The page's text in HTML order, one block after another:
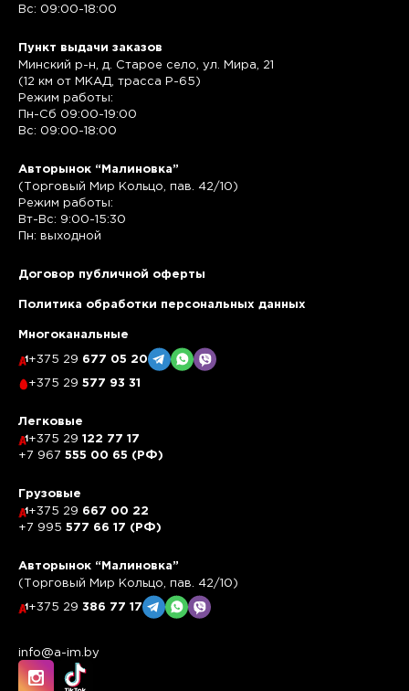
Вс: 09:00-18:00
Пункт выдачи заказов
Минский р-н, д. Старое село, ул. Мира, 21
(12 км от МКАД, трасса P-65)
Режим работы:
Пн-Сб 09:00-19:00
Вс: 09:00-18:00
Авторынок “Малиновка”
(Торговый Мир Кольцо, пав. 42/10)
Режим работы:
Вт-Вс: 9:00-15:30
Пн: выходной
Договор публичной оферты
Политика обработки персональных данных
Многоканальные
+375 29 677 05 20
+375 29 577 93 31
Легковые
+375 29 122 77 17
+7 967 555 00 65 (РФ)
Грузовые
+375 29 667 00 22
+7 995 577 66 17 (РФ)
Авторынок “Малиновка”
(Торговый Мир Кольцо, пав. 42/10)
+375 29 386 77 17
info@a-im.by